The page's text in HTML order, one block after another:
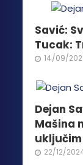
Savić:
Tucak:
14/09/
Dejan
Mašina
22/12/